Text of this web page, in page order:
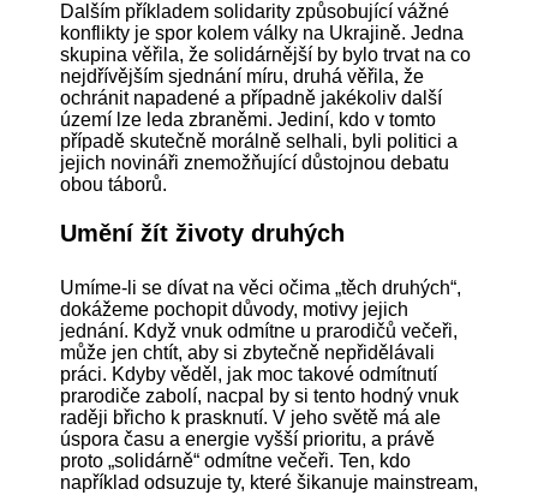
Dalším příkladem solidarity způsobující vážné
konflikty je spor kolem války na Ukrajině. Jedna
skupina věřila, že solidárnější by bylo trvat na co
nejdřívějším sjednání míru, druhá věřila, že
ochránit napadené a případně jakékoliv další
území lze leda zbraněmi. Jediní, kdo v tomto
případě skutečně morálně selhali, byli politici a
jejich novináři znemožňující důstojnou debatu
obou táborů.
Umění žít životy druhých
Umíme-li se dívat na věci očima „těch druhých“,
dokážeme pochopit důvody, motivy jejich
jednání. Když vnuk odmítne u prarodičů večeři,
může jen chtít, aby si zbytečně nepřidělávali
práci. Kdyby věděl, jak moc takové odmítnutí
prarodiče zabolí, nacpal by si tento hodný vnuk
raději břicho k prasknutí. V jeho světě má ale
úspora času a energie vyšší prioritu, a právě
proto „solidárně“ odmítne večeři. Ten, kdo
například odsuzuje ty, které šikanuje mainstream,